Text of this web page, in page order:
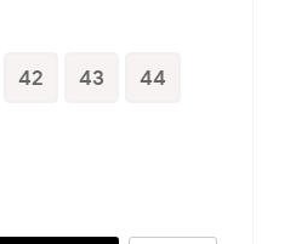
42 43 44